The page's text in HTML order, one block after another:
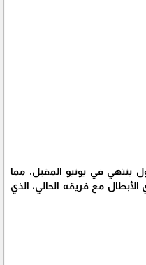
ينتهي في يونيو المقبل، مما
مع فريقه الحالي، الذي